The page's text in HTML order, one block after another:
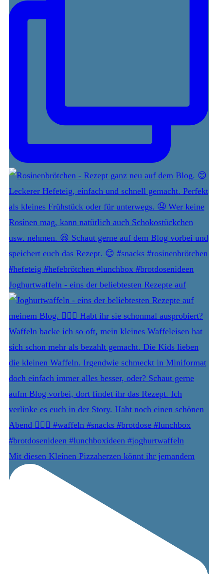
Joghurtwaffeln - eins der beliebtesten Rezepte auf
Mit diesen Kleinen Pizzaherzen könnt ihr jemandem